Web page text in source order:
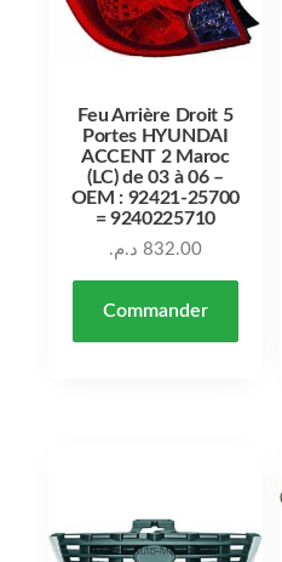
Feu Arrière Droit 5
Portes HYUNDAI
ACCENT 2 Maroc
(LC) de 03 à 06 –
OEM : 92421-25700
= 9240225710
832.00 د.م.
Commander